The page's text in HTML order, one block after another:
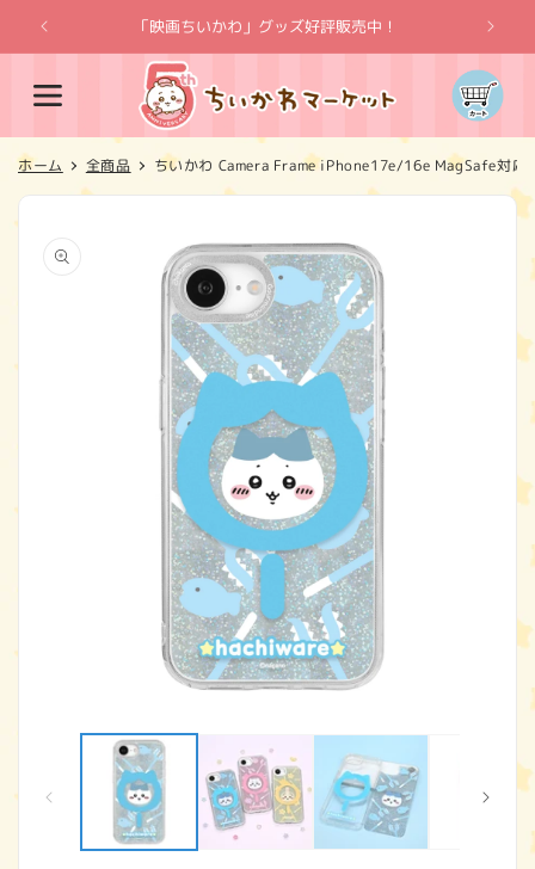
ンツに
進む
「映画ちいかわ」グッズ好評販売中！
カ
ー
ト
ホーム 全商品 ちいかわ Camera Frame iPhone17e/16e MagSafe対応
報にス
キップ